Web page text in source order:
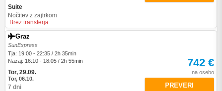
Suite
Nočitev z zajtrkom
Brez transferja
Graz
SunExpress
Tja: 19:00 - 22:35 / 2h 35min
Nazaj: 16:10 - 18:05 / 2h 55min
Tor, 29.09.
Tor, 06.10.
7 dni
742 €
na osebo
PREVERI